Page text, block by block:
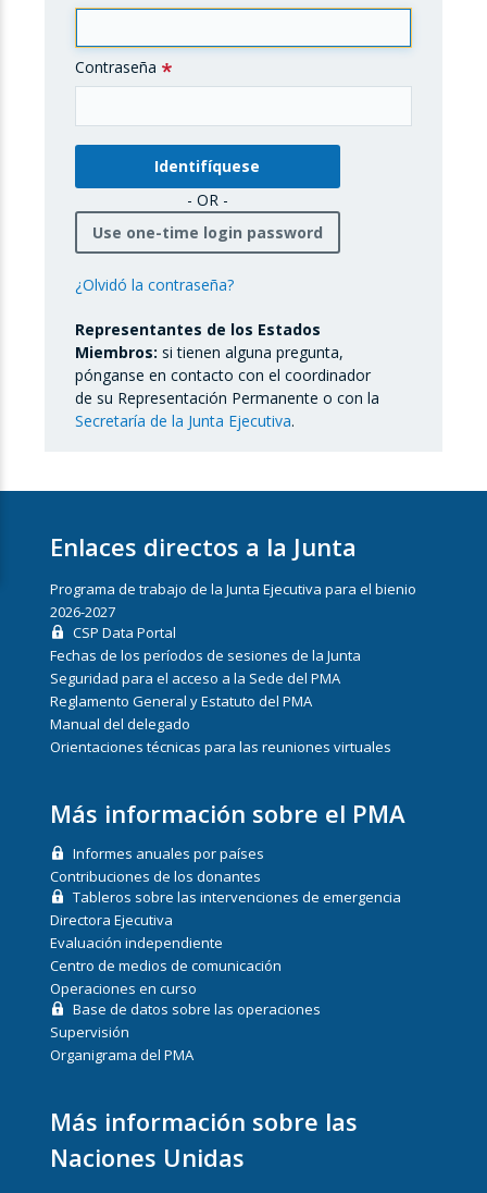
Contraseña
- OR -
Use one-time login password
¿Olvidó la contraseña?
Representantes de los Estados
Miembros: si tienen alguna pregunta,
pónganse en contacto con el coordinador
de su Representación Permanente o con la
Secretaría de la Junta Ejecutiva.
Enlaces directos a la Junta
Programa de trabajo de la Junta Ejecutiva para el bienio
2026-2027
CSP Data Portal
Fechas de los períodos de sesiones de la Junta
Seguridad para el acceso a la Sede del PMA
Reglamento General y Estatuto del PMA
Manual del delegado
Orientaciones técnicas para las reuniones virtuales
Más información sobre el PMA
Informes anuales por países
Contribuciones de los donantes
Tableros sobre las intervenciones de emergencia
Directora Ejecutiva
Evaluación independiente
Centro de medios de comunicación
Operaciones en curso
Base de datos sobre las operaciones
Supervisión
Organigrama del PMA
Más información sobre las
Naciones Unidas